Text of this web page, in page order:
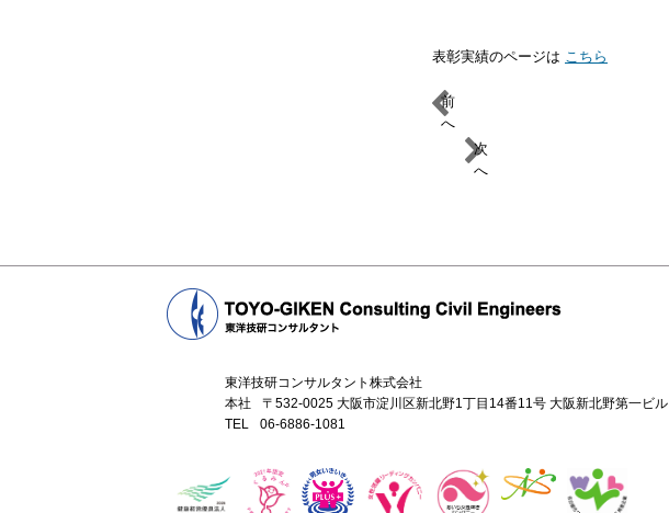
表彰実績のページは こちら
前
へ
次
へ
東洋技研コンサルタント株式会社
本社
〒532-0025 大阪市淀川区新北野1丁目14番11号 大阪新北野第一ビル
TEL
06-6886-1081